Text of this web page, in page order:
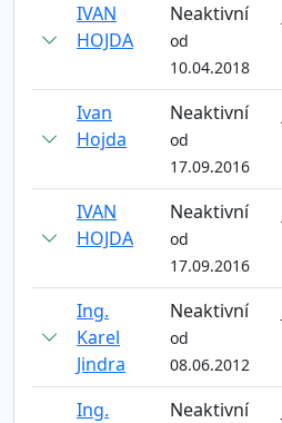
IVAN
HOJDA
Neaktivní
od
10.04.2018
Ivan
Hojda
Neaktivní
od
17.09.2016
IVAN
HOJDA
Neaktivní
od
17.09.2016
Ing.
Karel
Jindra
Neaktivní
od
08.06.2012
Ing.
Neaktivní